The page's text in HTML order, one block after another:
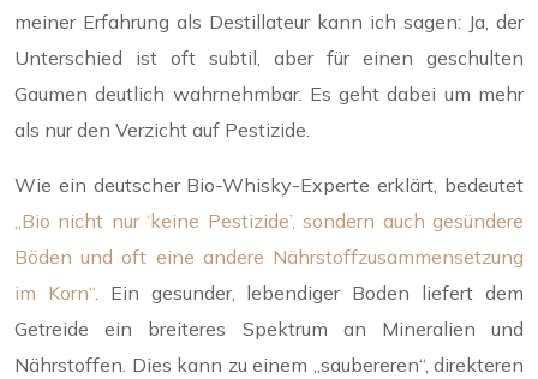
meiner Erfahrung als Destillateur kann ich sagen: Ja, der
Unterschied ist oft subtil, aber für einen geschulten
Gaumen deutlich wahrnehmbar. Es geht dabei um mehr
als nur den Verzicht auf Pestizide.
Wie ein deutscher Bio-Whisky-Experte erklärt, bedeutet
„Bio nicht nur ‘keine Pestizide’, sondern auch gesündere
Böden und oft eine andere Nährstoffzusammensetzung
im Korn“. Ein gesunder, lebendiger Boden liefert dem
Getreide ein breiteres Spektrum an Mineralien und
Nährstoffen. Dies kann zu einem „saubereren“, direkteren